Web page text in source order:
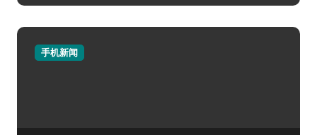
手机新闻